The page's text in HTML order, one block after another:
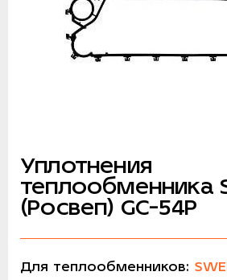
Уплотнения
теплообменника
(Росвеп) GC-54P
Для теплообменников: